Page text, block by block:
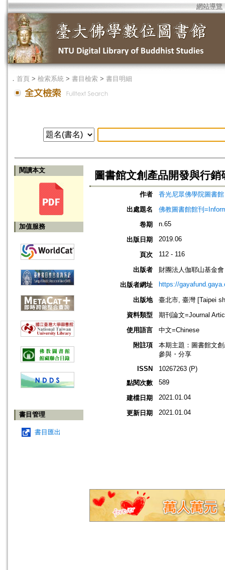
網站導覽
． 首頁 > 檢索系統 > 書目檢索 > 書目明細
閱讀本文
加值服務
書目管理
書目匯出
圖書館文創產品開發與行
作者
香光尼眾佛學院圖書館
出處題名
佛教圖書館館刊
卷期
n.65
出版日期 2019.06
頁次 112 - 116
出版者
財團法人伽耶山基金會
出版者網址
https://
出版地
臺北市, 臺灣 [Taipei
資料類型
期刊論文=Journal
使用語言
中文=Chinese
附註項
本期主題：圖書館文
參與・分享
ISSN
10267263 (P)
點閱次數
589
建檔日期 2021.01.04
更新日期 2021.01.04